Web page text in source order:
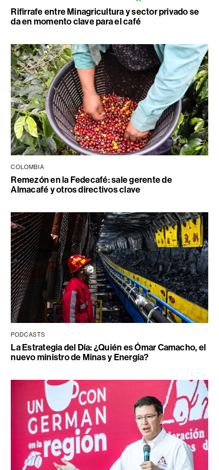
Rifirrafe entre Minagricultura y sector privado se
da en momento clave para el café
COLOMBIA
Remezón en la Fedecafé: sale gerente de
Almacafé y otros directivos clave
PODCASTS
La Estrategia del Día: ¿Quién es Ómar Camacho, el
nuevo ministro de Minas y Energía?